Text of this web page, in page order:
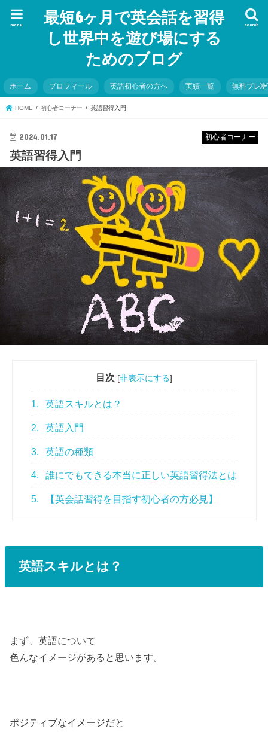
最短6ヶ月で英会話を習得
し世界中を遊び場にする
ためのブログ
search
menu
ホーム プロフィール 英語初心者の方へ 実績一覧 無料プレ
HOME 初心者コーナー 英語習得入門
初心者コーナー
2024.01.17
英語習得入門
目次 [非表示にする]
1. 英語スキルとは？
2. 英語入門
3. 英語の種類
4. 誰にでもできる本当に正しい英語習得法とは
5. 【英会話習得を目指す初心者の方必見】
英語スキルとは？
まず、英語について
色んなイメージがあると思います。
ポジティブなイメージだと